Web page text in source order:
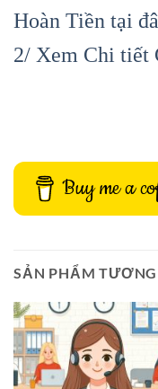
Hoàn Tiền tại
2/ Xem Chi tiết
Buy me a
SẢN PHẨM